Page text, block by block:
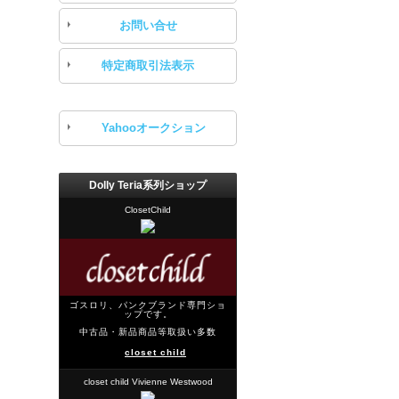
お問い合せ
特定商取引法表示
Yahooオークション
Dolly Teria系列ショップ
ClosetChild
ゴスロリ、パンクブランド専門ショ
ップです。
中古品・新品商品等取扱い多数
closet child
closet child Vivienne Westwood